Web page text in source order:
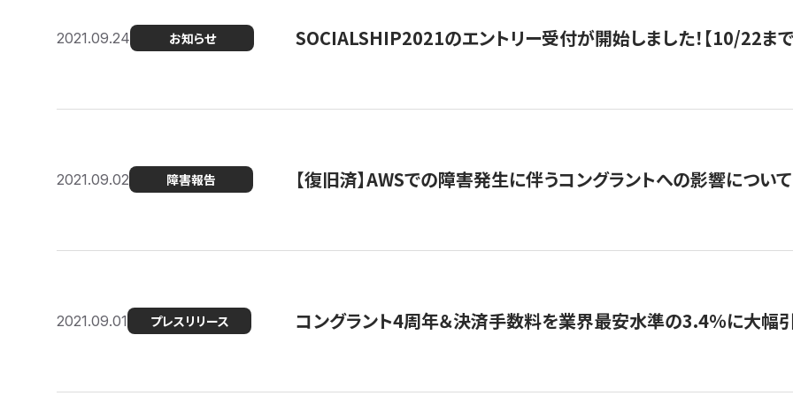
2021.09.24 お知らせ SOCIALSHIP2021のエントリー受付が開始しました！【10/22まで
2021.09.02 障害報告 【復旧済】AWSでの障害発生に伴うコングラントへの影響について
2021.09.01 プレスリリース コングラント4周年＆決済手数料を業界最安水準の3.4％に大幅